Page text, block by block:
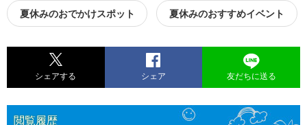
夏休みのおでかけスポット 夏休みのおすすめイベント
シェアする シェア 友だちに送る
閲覧履歴